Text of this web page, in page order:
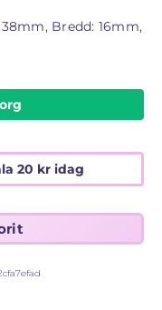
Bredd: 16mm,
20 kridag